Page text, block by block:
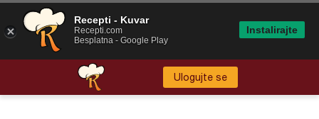
Ulogujte se
Recepti - Kuvar
Recepti.com
Besplatna - Google Play
Instalirajte